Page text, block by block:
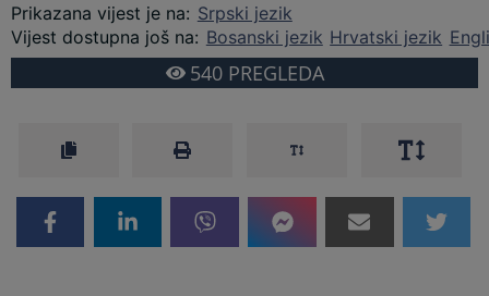
Prikazana vijest je na: Srpski jezik
Vijest dostupna još na: Bosanski jezik Hrvatski jezik
540PREGLEDA